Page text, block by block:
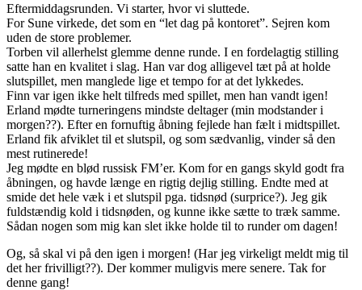
Eftermiddagsrunden. Vi starter, hvor vi sluttede.
For Sune virkede, det som en “let dag på kontoret”. Sejren kom
uden de store problemer.
Torben vil allerhelst glemme denne runde. I en fordelagtig stilling
satte han en kvalitet i slag. Han var dog alligevel tæt på at holde
slutspillet, men manglede lige et tempo for at det lykkedes.
Finn var igen ikke helt tilfreds med spillet, men han vandt igen!
Erland mødte turneringens mindste deltager (min modstander i
morgen??). Efter en fornuftig åbning fejlede han fælt i midtspillet.
Erland fik afviklet til et slutspil, og som sædvanlig, vinder så den
mest rutinerede!
Jeg mødte en blød russisk FM’er. Kom for en gangs skyld godt fra
åbningen, og havde længe en rigtig dejlig stilling. Endte med at
smide det hele væk i et slutspil pga. tidsnød (surprice?). Jeg gik
fuldstændig kold i tidsnøden, og kunne ikke sætte to træk samme.
Sådan nogen som mig kan slet ikke holde til to runder om dagen!
Og, så skal vi på den igen i morgen! (Har jeg virkeligt meldt mig til
det her frivilligt??). Der kommer muligvis mere senere. Tak for
denne gang!